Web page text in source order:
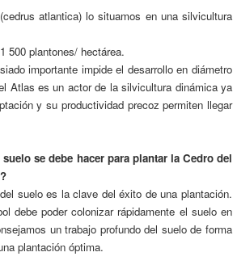
atlantica) lo situamos en una silvicultura
plantones/ hectárea.
importante impide el desarrollo en diámetro
Atlas es un actor de la silvicultura dinámica ya
y su productividad precoz permiten llegar
se debe hacer para plantar la Cedro del
suelo es la clave del éxito de una plantación.
debe poder colonizar rápidamente el suelo en
un trabajo profundo del suelo de forma
plantación óptima.